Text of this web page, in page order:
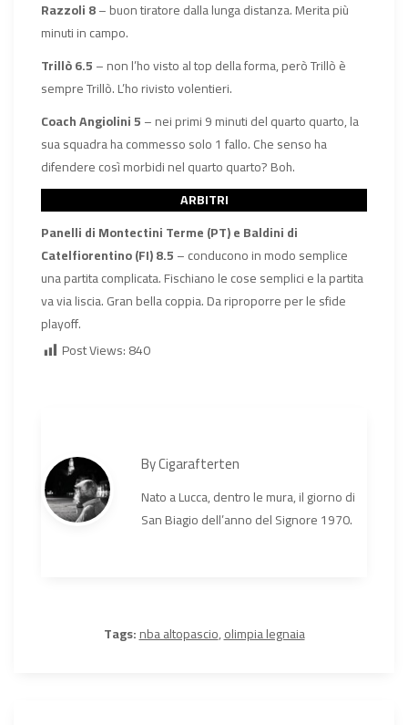
Razzoli 8– buon tiratore dalla lunga distanza. Merita più
minuti in campo.
Trillò 6.5– non l’ho visto al top della forma, però Trillò è
sempre Trillò. L’ho rivisto volentieri.
Coach Angiolini 5– nei primi 9 minuti del quarto quarto, la
sua squadra ha commesso solo 1 fallo. Che senso ha
difendere così morbidi nel quarto quarto? Boh.
ARBITRI
Panelli di Montectini Terme (PT) e Baldini di
Catelfiorentino (FI) 8.5– conducono in modo semplice
una partita complicata. Fischiano le cose semplici e la partita
va via liscia. Gran bella coppia. Da riproporre per le sfide
playoff.
Post Views:840
ByCigarafterten
Nato a Lucca, dentro le mura, il giorno di
San Biagio dell’anno del Signore 1970.
Tags:nba altopascio,olimpia legnaia